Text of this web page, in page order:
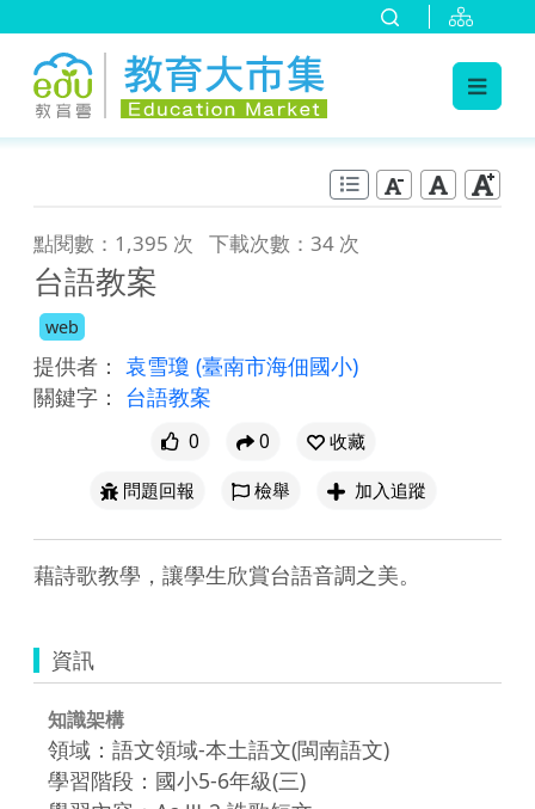
點閱數：1,395 次 下載次數：34 次
台語教案
web
提供者： 袁雪瓊 (臺南市海佃國小)
關鍵字： 台語教案
0 0
收藏
問題回報
檢舉 加入追蹤
藉詩歌教學，讓學生欣賞台語音調之美。
資訊
知識架構
領域：語文領域-本土語文(閩南語文)
學習階段：國小5-6年級(三)